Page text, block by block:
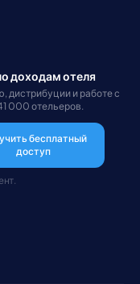
доходам отеля
дистрибуции и работе с
000 отельеров.
бесплатный
доступ